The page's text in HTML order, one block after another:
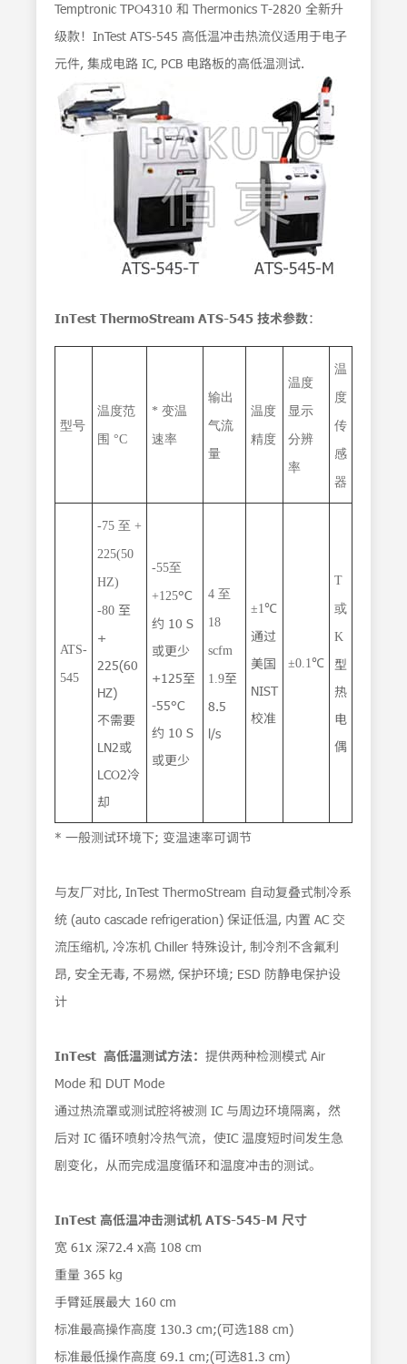
Temptronic TPO4310 和 Thermonics T-2820 全新升
级款！InTest ATS-545 高低温冲击热流仪适用于电子
元件, 集成电路 IC, PCB 电路板的高低温测试.
InTest ThermoStream ATS-545 技术参数：
型号
温度范
围 °C
* 变温
速率
输出
气流
量
温度
精度
温度
显示
分辨
率
温
度
传
感
器
ATS-
545
-75 至 +
225(50
HZ)
-80 至
+
225(60
HZ)
不需要
LN2或
LCO2冷
却
-55至
+125°C
约 10 S
或更少
+125至
-55°C
约 10 S
或更少
4 至
18
scfm
1.9至
8.5
l/s
±1℃
通过
美国
NIST
校准
±0.1℃
T
或
K
型
热
电
偶
* 一般测试环境下; 变温速率可调节
与友厂对比, InTest ThermoStream 自动复叠式制冷系
统 (auto cascade refrigeration) 保证低温, 内置 AC 交
流压缩机, 冷冻机 Chiller 特殊设计, 制冷剂不含氟利
昂, 安全无毒, 不易燃, 保护环境; ESD 防静电保护设
计
InTest 高低温测试方法： 提供两种检测模式 Air
Mode 和 DUT Mode
通过热流罩或测试腔将被测 IC 与周边环境隔离，然
后对 IC 循环喷射冷热气流，使IC 温度短时间发生急
剧变化，从而完成温度循环和温度冲击的测试。
InTest 高低温冲击测试机 ATS-545-M 尺寸
宽 61x 深72.4 x高 108 cm
重量 365 kg
手臂延展最大 160 cm
标准最高操作高度 130.3 cm;(可选188 cm)
标准最低操作高度 69.1 cm;(可选81.3 cm)